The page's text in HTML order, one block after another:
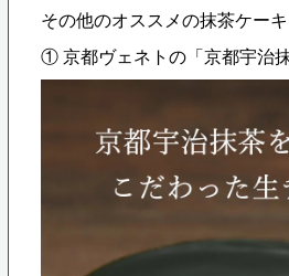
その他のオススメの抹茶ケー
① 京都ヴェネトの「京都宇治